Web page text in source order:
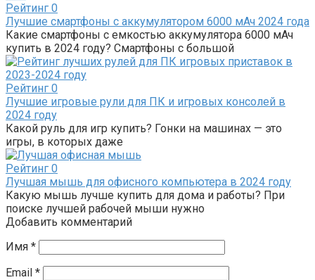
Рейтинг 0
Лучшие смартфоны с аккумулятором 6000 мАч 2024 года
Какие смартфоны с емкостью аккумулятора 6000 мАч
купить в 2024 году? Смартфоны с большой
Рейтинг 0
Лучшие игровые рули для ПК и игровых консолей в
2024 году
Какой руль для игр купить? Гонки на машинах — это
игры, в которых даже
Рейтинг 0
Лучшая мышь для офисного компьютера в 2024 году
Какую мышь лучше купить для дома и работы? При
поиске лучшей рабочей мыши нужно
Добавить комментарий
Имя *
Email *